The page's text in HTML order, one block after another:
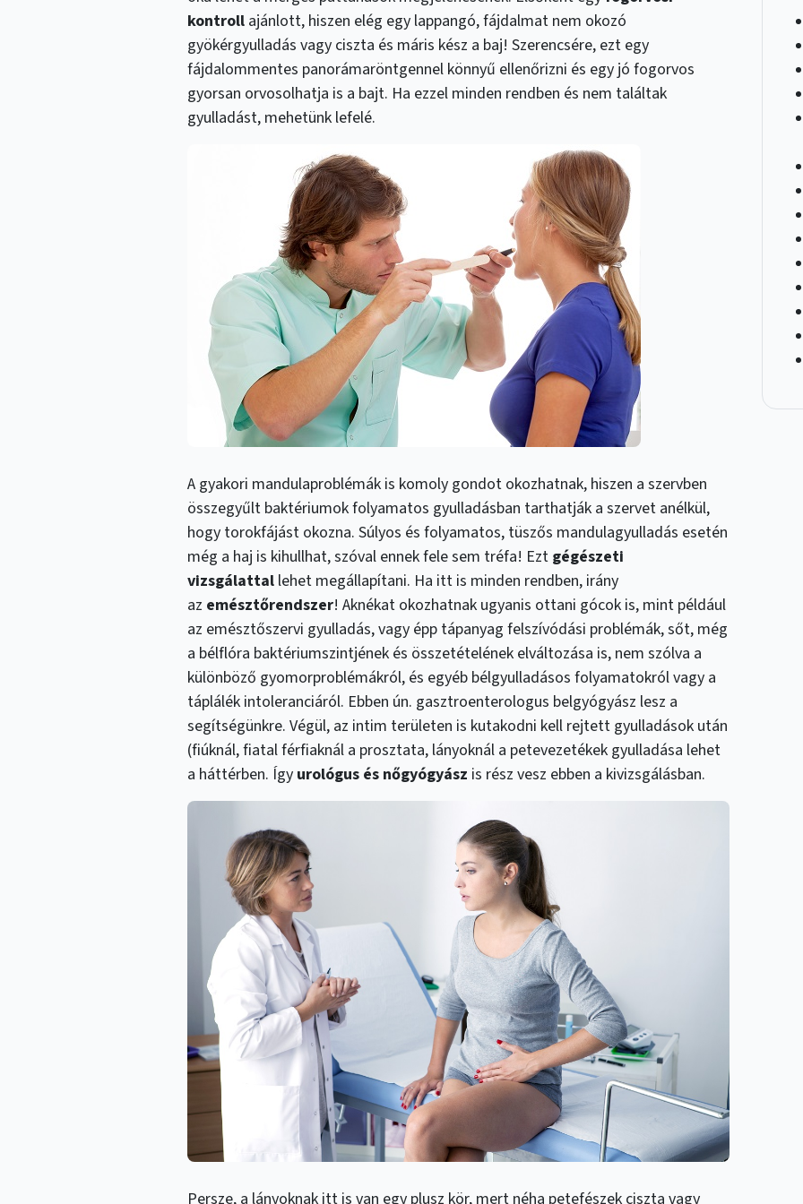
kontroll ajánlott, hiszen elég egy lappangó, fájdalmat nem okozó
gyökérgyulladás vagy ciszta és máris kész a baj! Szerencsére, ezt egy
fájdalommentes panorámaröntgennel könnyű ellenőrizni és egy jó fogorvos
gyorsan orvosolhatja is a bajt. Ha ezzel minden rendben és nem találtak
gyulladást, mehetünk lefelé.
A gyakori mandulaproblémák is komoly gondot okozhatnak, hiszen a szervben
összegyűlt baktériumok folyamatos gyulladásban tarthatják a szervet anélkül,
hogy torokfájást okozna. Súlyos és folyamatos, tüszős mandulagyulladás esetén
még a haj is kihullhat, szóval ennek fele sem tréfa! Ezt gégészeti
vizsgálattal lehet megállapítani. Ha itt is minden rendben, irány
az emésztőrendszer! Aknékat okozhatnak ugyanis ottani gócok is, mint például
az emésztőszervi gyulladás, vagy épp tápanyag felszívódási problémák, sőt, még
a bélflóra baktériumszintjének és összetételének elváltozása is, nem szólva a
különböző gyomorproblémákról, és egyéb bélgyulladásos folyamatokról vagy a
táplálék intoleranciáról. Ebben ún. gasztroenterologus belgyógyász lesz a
segítségünkre. Végül, az intim területen is kutakodni kell rejtett gyulladások után
(fiúknál, fiatal férfiaknál a prosztata, lányoknál a petevezetékek gyulladása lehet
a háttérben. Így urológus és nőgyógyász is rész vesz ebben a kivizsgálásban.
Persze, a lányoknak itt is van egy plusz kör, mert néha petefészek ciszta vagy